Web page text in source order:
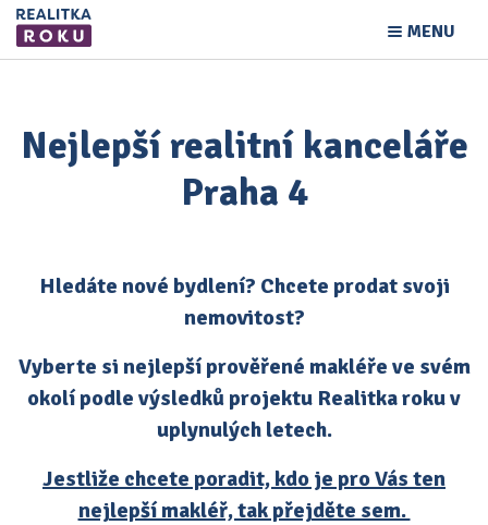
MENU
Nejlepší realitní kanceláře
Praha 4
Hledáte nové bydlení? Chcete prodat svoji
nemovitost?
Vyberte si nejlepší prověřené makléře ve svém
okolí podle výsledků projektu Realitka roku v
uplynulých letech.
Jestliže chcete poradit, kdo je pro Vás ten
nejlepší makléř, tak přejděte sem.